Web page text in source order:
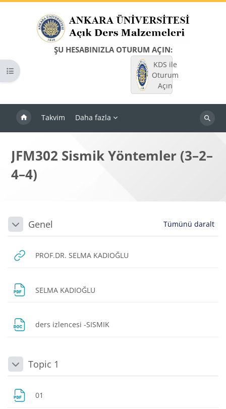
ŞU HESABINIZLA OTURUM AÇIN:
KDS ile
Oturum
Açın
Takvim Daha fazla
Dersleri
Kurs dizinini aç
JFM302 Sismik Yöntemler (3–2–
4–4)
Bloklar
Bölüm anahatları
DaraltGenel Tümünü daralt
PROF.DR. SELMA KADIOĞLU
SELMA KADIOĞLU
ders izlencesi -SISMIK
DaraltTopic 1
01